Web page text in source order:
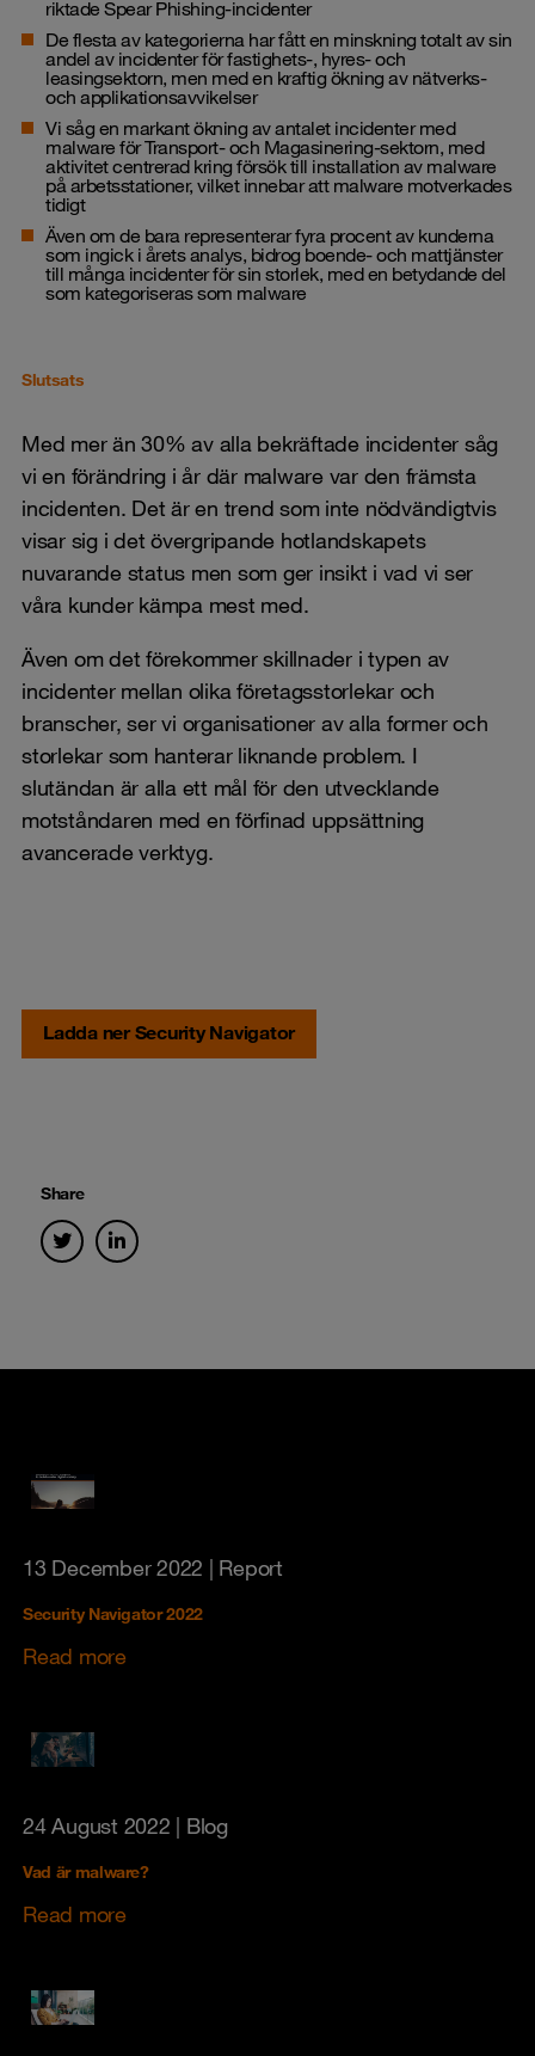
riktade Spear Phishing-incidenter
De flesta av kategorierna har fått en minskning totalt av sin
andel av incidenter för fastighets-, hyres- och
leasingsektorn, men med en kraftig ökning av nätverks-
och applikationsavvikelser
Vi såg en markant ökning av antalet incidenter med
malware för Transport- och Magasinering-sektorn, med
aktivitet centrerad kring försök till installation av malware
på arbetsstationer, vilket innebar att malware motverkades
tidigt
Även om de bara representerar fyra procent av kunderna
som ingick i årets analys, bidrog boende- och mattjänster
till många incidenter för sin storlek, med en betydande del
som kategoriseras som malware
Slutsats
Med mer än 30% av alla bekräftade incidenter såg
vi en förändring i år där malware var den främsta
incidenten. Det är en trend som inte nödvändigtvis
visar sig i det övergripande hotlandskapets
nuvarande status men som ger insikt i vad vi ser
våra kunder kämpa mest med.
Även om det förekommer skillnader i typen av
incidenter mellan olika företagsstorlekar och
branscher, ser vi organisationer av alla former och
storlekar som hanterar liknande problem. I
slutändan är alla ett mål för den utvecklande
motståndaren med en förfinad uppsättning
avancerade verktyg.
Ladda ner Security Navigator
Share
13 December 2022 | Report
Security Navigator 2022
Read more
24 August 2022 | Blog
Vad är malware?
Read more